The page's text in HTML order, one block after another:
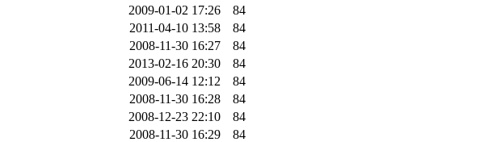
2009-01-02 17:26
84
2011-04-10 13:58
84
2008-11-30 16:27
84
2013-02-16 20:30
84
2009-06-14 12:12
84
2008-11-30 16:28
84
2008-12-23 22:10
84
2008-11-30 16:29
84